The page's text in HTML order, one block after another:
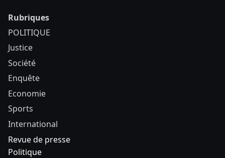
Rubriques
POLITIQUE
Justice
Société
Enquête
Economie
Sports
International
Revue de presse
Politique